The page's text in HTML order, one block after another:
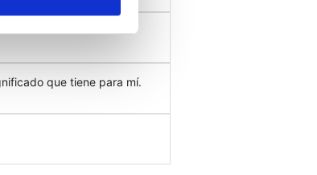
que tiene para mí.